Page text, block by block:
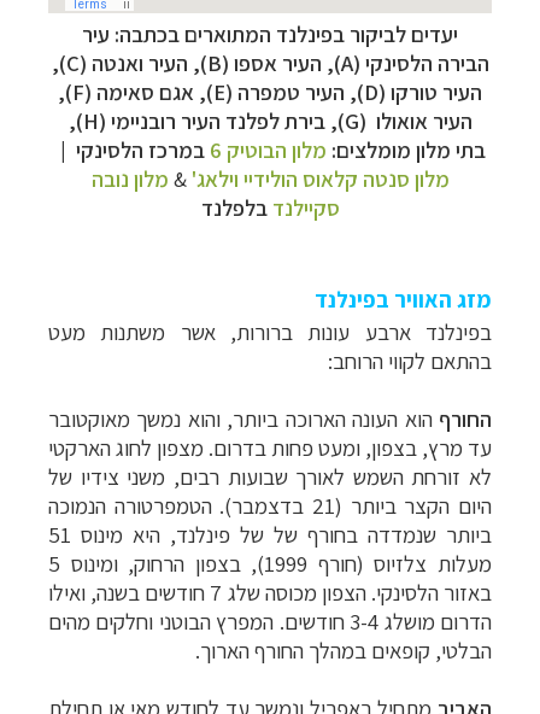
יעדים לביקור בפינלנד המתוארים בכתבה: עיר
הבירה הלסינקי (A), העיר
אספו (B), העיר ואנטה (C),
העיר
טורקו (D), העיר טמפרה (E), אגם סאימה (F),
העיר אואולו (G),
בירת לפלנד העיר רובניימי (H),
בתי מלון מומלצים: מלון הבוטיק 6
במרכז הלסינקי |
מלון סנטה קלאוס הולידיי וילאג' & מלון נובה
סקיילנד בלפלנד
מזג האוויר בפינלנד
בפינלנד ארבע עונות ברורות, אשר משתנות מעט
בהתאם לקווי הרוחב:
החורףהוא העונה הארוכה ביותר, והוא נמשך מאוקטובר
עד מרץ, בצפון, ומעט פחות בדרום. מצפון לחוג הארקטי
לא זורחת השמש לאורך שבועות רבים, משני צידיו של
היום הקצר ביותר (21 בדצמבר). הטמפרטורה הנמוכה
ביותר שנמדדה בחורף של של פינלנד, היא מינוס 51
מעלות צלזיוס (חורף 1999), בצפון הרחוק, ומינוס 5
באזור הלסינקי. הצפון מכוסה שלג 7 חודשים בשנה, ואילו
הדרום מושלג 3-4 חודשים. המפרץ הבוטני וחלקים מהים
הבלטי, קופאים במהלך החורף הארוך.
האביב מתחיל באפריל ונמשך עד לחודש מאי או תחילת